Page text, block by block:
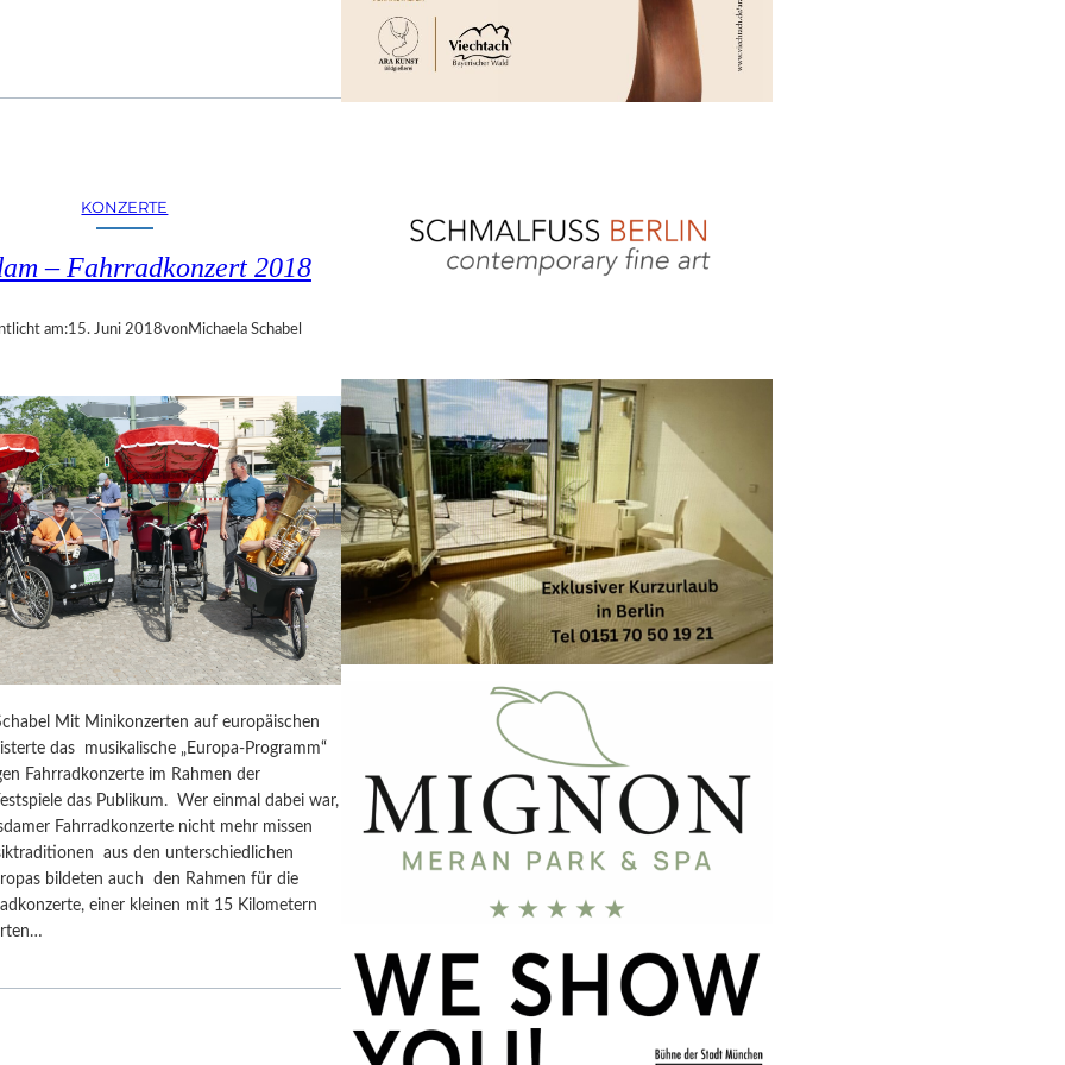
KONZERTE
– Fahrradkonzert 2018
am:15. Juni 2018vonMichaela Schabel
Mit Minikonzerten auf europäischen
das musikalische „Europa-Programm“
Fahrradkonzerte im Rahmen der
das Publikum. Wer einmal dabei war,
Fahrradkonzerte nicht mehr missen
aus den unterschiedlichen
bildeten auch den Rahmen für die
einer kleinen mit 15 Kilometern